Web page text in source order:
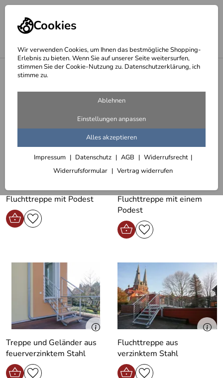
Cookies
Wir verwenden Cookies, um Ihnen das bestmögliche Shopping-
Erlebnis zu bieten. Wenn Sie auf unserer Seite weitersurfen,
stimmen Sie der Cookie-Nutzung zu. Datenschutzerklärung, ich
stimme zu.
Ablehnen
Einstellungen anpassen
Alles akzeptieren
Impressum Datenschutz AGB
Widerrufsrecht
Widerrufsformular
Vertrag widerrufen
Treppen, Wendeltreppen, Treppenstufen, Spindeltreppen
Fluchttreppen
Fluchttreppe mit Podest
Fluchttreppe mit einem
Podest
Treppe und Geländer aus
feuerverzinktem Stahl
Fluchttreppe aus
verzinktem Stahl